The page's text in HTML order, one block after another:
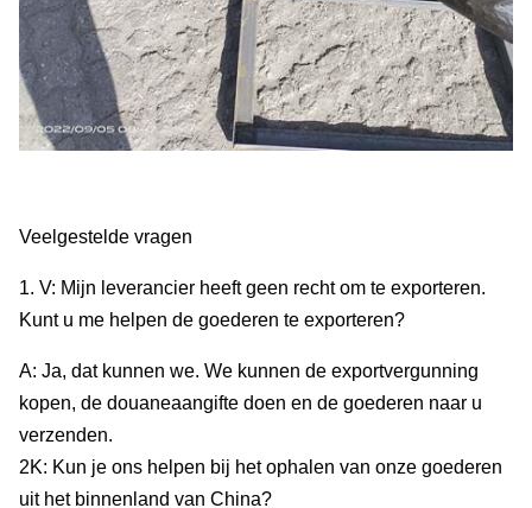
Veelgestelde vragen
1. V: Mijn leverancier heeft geen recht om te exporteren.
Kunt u me helpen de goederen te exporteren?
A: Ja, dat kunnen we. We kunnen de exportvergunning
kopen, de douaneaangifte doen en de goederen naar u
verzenden.
2K: Kun je ons helpen bij het ophalen van onze goederen
uit het binnenland van China?